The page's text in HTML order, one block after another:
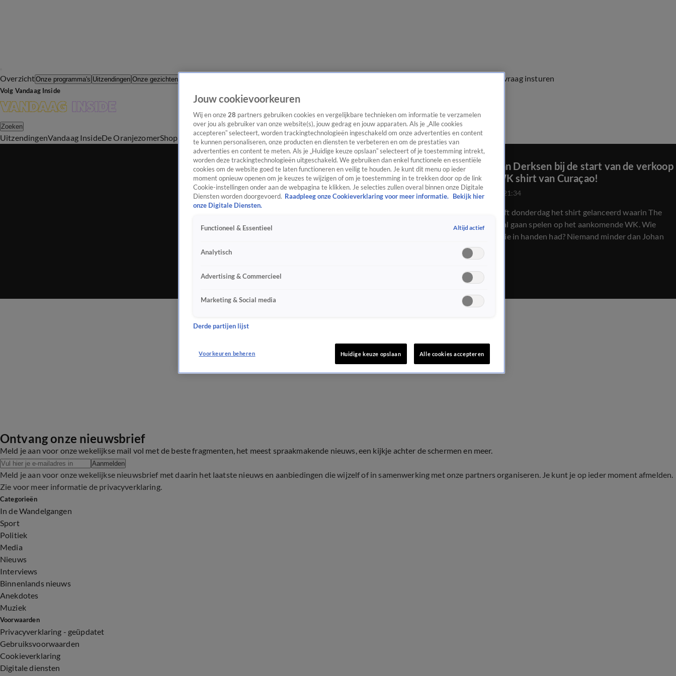
OverzichtOnze programma's Uitzendingen Onze gezichten Kijkersvraag insturen
Volg Vandaag Inside
Zoeken
UitzendingenVandaag InsideDe OranjezomerShop Uitzending bijwonen
Zien: Johan Derksen bij de start van de verkoop
van het WK shirt van Curaçao!
21 mei 2026, 21:34
Curaçao heeft donderdag het shirt gelanceerd waarin The
Blue Wave zal gaan spelen op het aankomende WK. Wie
de presentatie in handen had? Niemand minder dan Johan
Derksen!
Ontvang onze nieuwsbrief
Meld je aan voor onze wekelijkse mail vol met de beste fragmenten, het meest spraakmakende nieuws, een kijkje achter de schermen en meer.
Aanmelden
Meld je aan voor onze wekelijkse nieuwsbrief met daarin het laatste nieuws en aanbiedingen die wijzelf of in samenwerking met onze partners organiseren. Je kunt je op ieder moment afmelden.
Zie voor meer informatie de privacyverklaring.
Categorieën
In de Wandelgangen
Sport
Politiek
Media
Nieuws
Interviews
Binnenlands nieuws
Anekdotes
Muziek
Voorwaarden
Privacyverklaring - geüpdatet
Gebruiksvoorwaarden
Cookieverklaring
Digitale diensten
Jouw cookievoorkeuren
Wij en onze 28 partners gebruiken cookies en vergelijkbare technieken om informatie te verzamelen
over jou als gebruiker van onze website(s), jouw gedrag en jouw apparaten. Als je „Alle cookies
accepteren” selecteert, worden trackingtechnologieën ingeschakeld om onze advertenties en content
te kunnen personaliseren, onze producten en diensten te verbeteren en om de prestaties van
advertenties en content te meten. Als je „Huidige keuze opslaan” selecteert of je toestemming intrekt,
worden deze trackingtechnologieën uitgeschakeld. We gebruiken dan enkel functionele en essentiële
cookies om de website goed te laten functioneren en veilig te houden. Je kunt dit menu op ieder
moment opnieuw openen om je keuzes te wijzigen of om je toestemming in te trekken door op de link
Cookie-instellingen onder aan de webpagina te klikken. Je selecties zullen overal binnen onze Digitale
Diensten worden doorgevoerd. Raadpleeg onze Cookieverklaring voor meer informatie.
Bekijk hier
onze Digitale Diensten.
Functioneel & Essentieel Altijd actief
Analytisch
Advertising & Commercieel
Marketing & Social media
Derde partijen lijst
Voorkeuren beheren Huidige keuze opslaan Alle cookies accepteren